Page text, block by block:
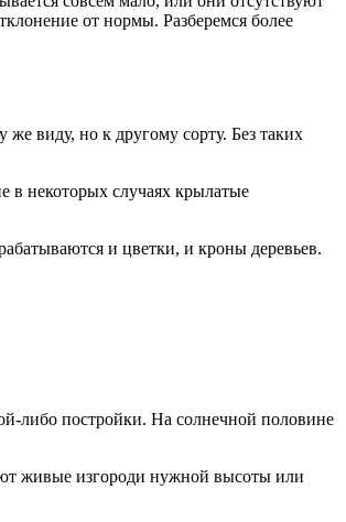
от нормы. Разберемся более
виду, но к другому сорту. Без таких
в некоторых случаях крылатые
и цветки, и кроны деревьев.
либо постройки. На солнечной половине
живые изгороди нужной высоты или